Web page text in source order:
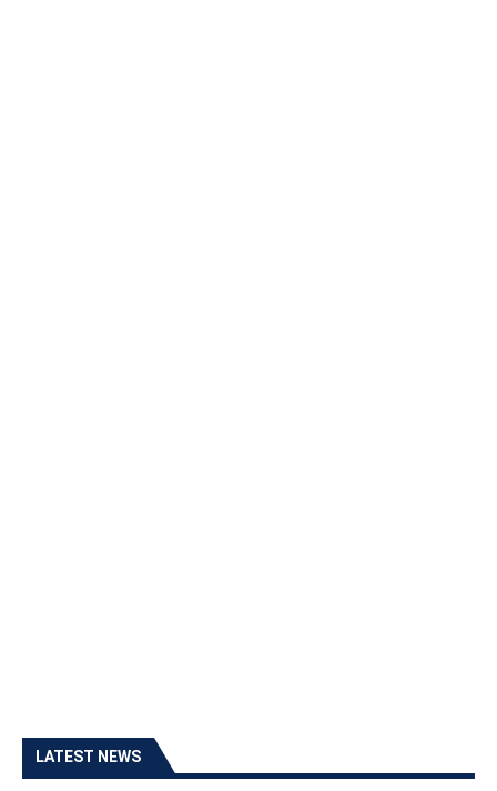
LATEST NEWS